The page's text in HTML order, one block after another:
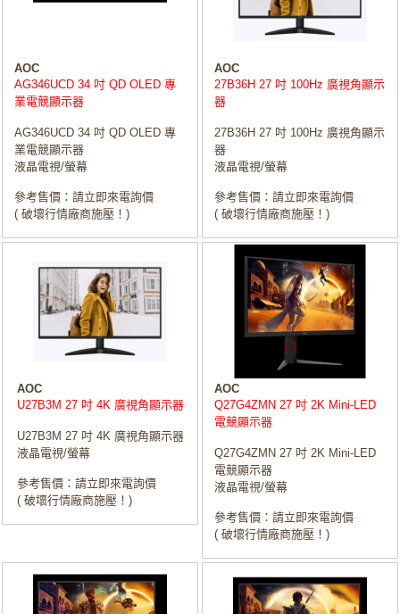
AOC
AG346UCD 34 吋 QD OLED 專
業電競顯示器
AG346UCD 34 吋 QD OLED 專
業電競顯示器
液晶電視/螢幕
參考售價：請立即來電詢價
( 破壞行情廠商施壓！)
AOC
27B36H 27 吋 100Hz 廣視角顯示
器
27B36H 27 吋 100Hz 廣視角顯示
器
液晶電視/螢幕
參考售價：請立即來電詢價
( 破壞行情廠商施壓！)
AOC
U27B3M 27 吋 4K 廣視角顯示器
U27B3M 27 吋 4K 廣視角顯示器
液晶電視/螢幕
參考售價：請立即來電詢價
( 破壞行情廠商施壓！)
AOC
Q27G4ZMN 27 吋 2K Mini-LED
電競顯示器
Q27G4ZMN 27 吋 2K Mini-LED
電競顯示器
液晶電視/螢幕
參考售價：請立即來電詢價
( 破壞行情廠商施壓！)